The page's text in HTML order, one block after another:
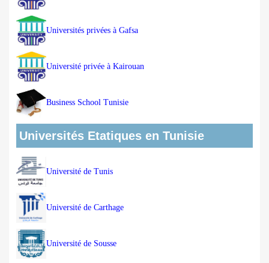
Universités privées à Gafsa
Université privée à Kairouan
Business School Tunisie
Universités Etatiques en Tunisie
Université de Tunis
Université de Carthage
Université de Sousse